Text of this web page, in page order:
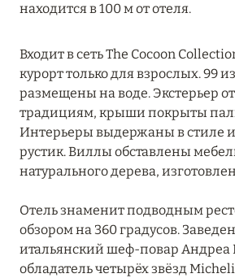
ТАА
ХАА-АЛИФ
ШАВИЙАНИ
ЮЖНЫЙ АРИ
находится в 100 м от отеля.
Входит в сеть The Cocoon
курорт только для взрослых. 99
размещены на воде. Экстерьер
традициям, крыши покрыты
Интерьеры выдержаны в стиле
рустик. Виллы обставлены
натурального дерева,
Отель знаменит подводным
обзором на 360 градусов.
итальянский шеф-повар Андреа
обладатель четырёх звёзд